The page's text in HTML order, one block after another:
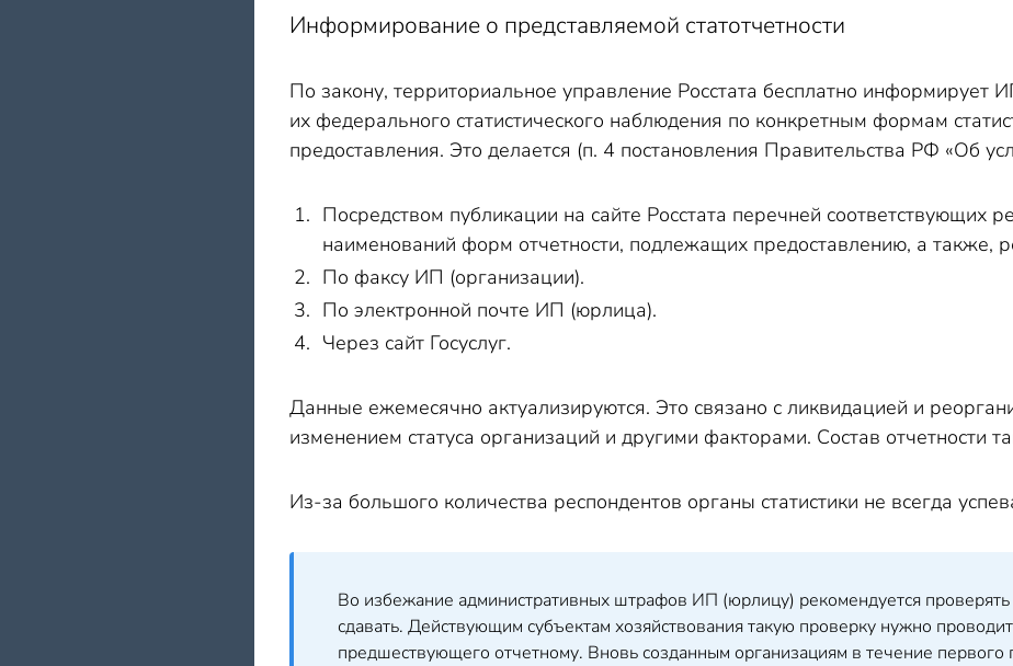
Информирование о представляемой статотчетности
По закону, территориальное управление Росстата бесплатно информирует
их федерального статистического наблюдения по конкретным формам
предоставления. Это делается (п. 4 постановления Правительства РФ «Об
Посредством публикации на сайте Росстата перечней соответствующих
наименований форм отчетности, подлежащих предоставлению, а также,
По факсу ИП (организации).
По электронной почте ИП (юрлица).
Через сайт Госуслуг.
Данные ежемесячно актуализируются. Это связано с ликвидацией и
изменением статуса организаций и другими факторами. Состав отчетности
Из-за большого количества респондентов органы статистики не всегда
Во избежание административных штрафов ИП (юрлицу) рекомендуется проверять
сдавать. Действующим субъектам хозяйствования такую проверку нужно
предшествующего отчетному. Вновь созданным организациям в течение первого